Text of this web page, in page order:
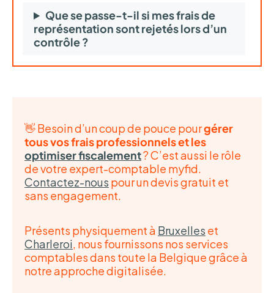
Que se passe-t-il si mes frais de
représentation sont rejetés lors d’un
contrôle ?
👋 Besoin d’un coup de pouce pourgérer
tous vos frais professionnels et les
optimiser fiscalement? C’est aussi le rôle
de votre expert-comptable myfid.
Contactez-nous pour un devis gratuit et
sans engagement.
Présents physiquement à Bruxelles et
Charleroi, nous fournissons nos services
comptables dans toute la Belgique grâce à
notre approche digitalisée.